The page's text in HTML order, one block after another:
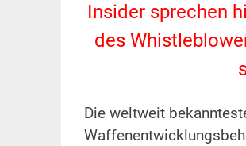
Insider sprechen
des
Die weltweit